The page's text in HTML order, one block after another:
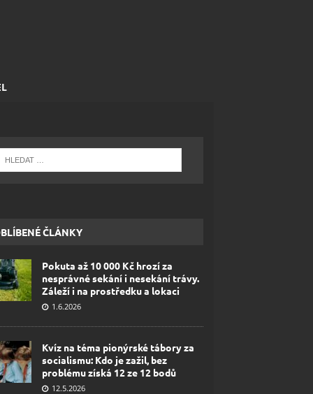
ČLÁNKY
Pokuta až 10 000 Kč hrozí za
nesprávné sekání i nesekání trávy.
Záleží i na prostředku a lokaci
1.6.2026
Kvíz na téma pionýrské tábory za
socialismu: Kdo je zažil, bez
problému získá 12 ze 12 bodů
12.5.2026